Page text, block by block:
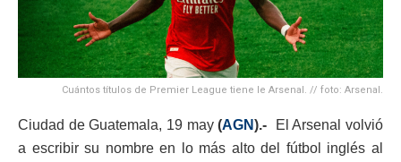
Cuántos títulos de Premier League tiene le Arsenal. // foto: Arsenal.
Ciudad de Guatemala, 19 may(AGN).-
El Arsenal volvió
a escribir su nombre en lo más alto del fútbol inglés al